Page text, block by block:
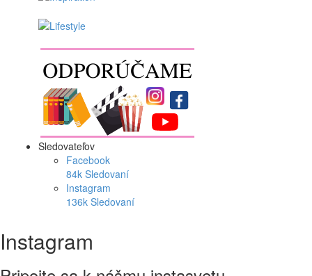
Sledovateľov
Facebook
84k Sledovaní
Instagram
136k Sledovaní
Instagram